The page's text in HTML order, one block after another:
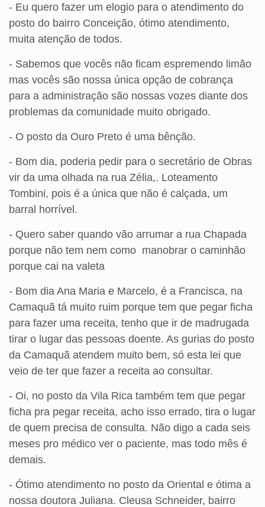
- Eu quero fazer um elogio para o atendimento do
posto do bairro Conceição, ótimo atendimento,
muita atenção de todos.
- Sabemos que vocês não ficam espremendo limão
mas vocês são nossa única opção de cobrança
para a administração são nossas vozes diante dos
problemas da comunidade muito obrigado.
- O posto da Ouro Preto é uma bênção.
- Bom dia, poderia pedir para o secretário de Obras
vir da uma olhada na rua Zélia,. Loteamento
Tombini, pois é a única que não é calçada, um
barral horrível.
- Quero saber quando vão arrumar a rua Chapada
porque não tem nem como manobrar o caminhão
porque cai na valeta
- Bom dia Ana Maria e Marcelo, é a Francisca, na
Camaquã tá muito ruim porque tem que pegar ficha
para fazer uma receita, tenho que ir de madrugada
tirar o lugar das pessoas doente. As gurias do posto
da Camaquã atendem muito bem, só esta lei que
veio de ter que fazer a receita ao consultar.
- Oi, no posto da Vila Rica também tem que pegar
ficha pra pegar receita, acho isso errado, tira o lugar
de quem precisa de consulta. Não digo a cada seis
meses pro médico ver o paciente, mas todo mês é
demais.
- Ótimo atendimento no posto da Oriental e ótima a
nossa doutora Juliana. Cleusa Schneider, bairro